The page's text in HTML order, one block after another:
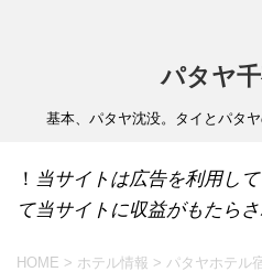
パタヤ
基本、パタヤ沈没。タイとパタ
！ 当サイトは広告を利用し
て当サイトに収益がもたら
HOME > ホテル情報 > パタヤホテル